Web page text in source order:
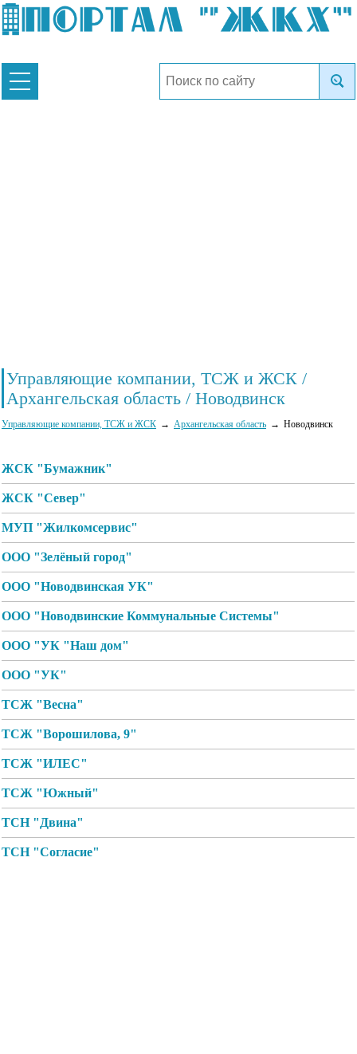
Управляющие компании, ТСЖ и ЖСК /
Архангельская область / Новодвинск
Управляющие компании, ТСЖ и ЖСК Архангельская область Новодвинск
ЖСК "Бумажник"
ЖСК "Север"
МУП "Жилкомсервис"
ООО "Зелёный город"
ООО "Новодвинская УК"
ООО "Новодвинские Коммунальные Системы"
ООО "УК "Наш дом"
ООО "УК"
ТСЖ "Весна"
ТСЖ "Ворошилова, 9"
ТСЖ "ИЛЕС"
ТСЖ "Южный"
ТСН "Двина"
ТСН "Согласие"